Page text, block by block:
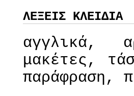
ΛΕΞΕΙΣ ΚΛΕΙΔΙΑ
αγγλικά,
μακέτες,
παράφραση,